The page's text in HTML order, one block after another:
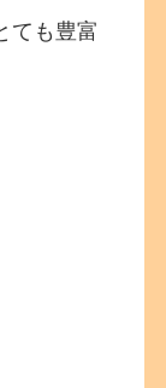
ても豊富